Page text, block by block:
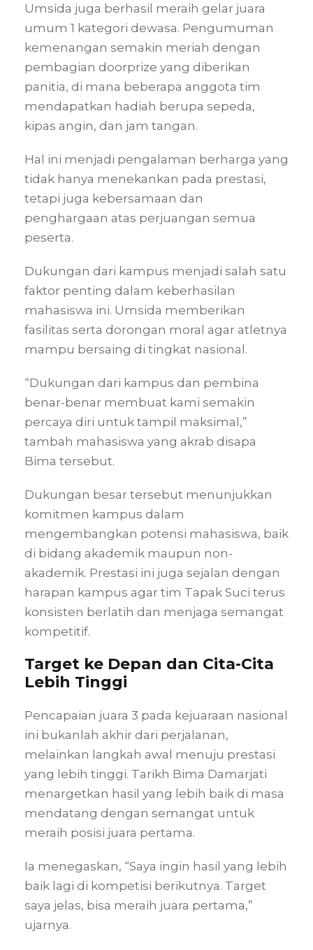
Umsida juga berhasil meraih gelar juara
umum 1 kategori dewasa. Pengumuman
kemenangan semakin meriah dengan
pembagian doorprize yang diberikan
panitia, di mana beberapa anggota tim
mendapatkan hadiah berupa sepeda,
kipas angin, dan jam tangan.
Hal ini menjadi pengalaman berharga yang
tidak hanya menekankan pada prestasi,
tetapi juga kebersamaan dan
penghargaan atas perjuangan semua
peserta.
Dukungan dari kampus menjadi salah satu
faktor penting dalam keberhasilan
mahasiswa ini. Umsida memberikan
fasilitas serta dorongan moral agar atletnya
mampu bersaing di tingkat nasional.
“Dukungan dari kampus dan pembina
benar-benar membuat kami semakin
percaya diri untuk tampil maksimal,”
tambah mahasiswa yang akrab disapa
Bima tersebut.
Dukungan besar tersebut menunjukkan
komitmen kampus dalam
mengembangkan potensi mahasiswa, baik
di bidang akademik maupun non-
akademik. Prestasi ini juga sejalan dengan
harapan kampus agar tim Tapak Suci terus
konsisten berlatih dan menjaga semangat
kompetitif.
Target ke Depan dan Cita-Cita
Lebih Tinggi
Pencapaian juara 3 pada kejuaraan nasional
ini bukanlah akhir dari perjalanan,
melainkan langkah awal menuju prestasi
yang lebih tinggi. Tarikh Bima Damarjati
menargetkan hasil yang lebih baik di masa
mendatang dengan semangat untuk
meraih posisi juara pertama.
Ia menegaskan, “Saya ingin hasil yang lebih
baik lagi di kompetisi berikutnya. Target
saya jelas, bisa meraih juara pertama,”
ujarnya.